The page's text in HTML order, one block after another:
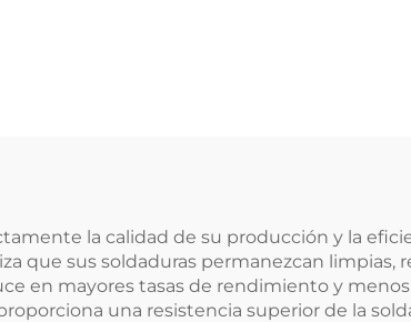
la calidad de su producción y la
que sus soldaduras permanezcan limpias,
en mayores tasas de rendimiento y menos
una resistencia superior de la